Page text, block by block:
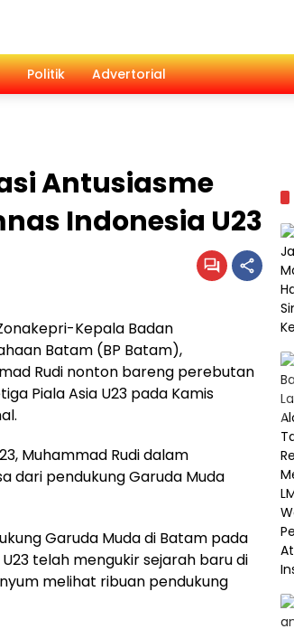
Politik Advertorial
Antusiasme
Indonesia U23
Kepala Badan
Batam (BP Batam),
Rudi nonton bareng perebutan
Piala Asia U23 pada Kamis
Muhammad Rudi dalam
dari pendukung Garuda Muda
Garuda Muda di Batam pada
telah mengukir sejarah baru di
melihat ribuan pendukung